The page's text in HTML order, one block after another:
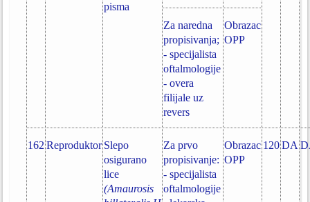
pisma
Za naredna
propisivanja;
- specijalista
oftalmologije
- overa
filijale uz
revers
Obrazac
OPP
162 Reproduktor Slepo
osigurano
lice
(Amaurosis
Za prvo
propisivanje:
- specijalista
oftalmologije
Obrazac
OPP
120 DA